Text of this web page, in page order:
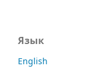
Язык
English